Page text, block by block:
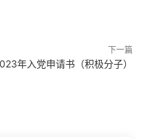
下一篇
年入党申请书（积极分子）